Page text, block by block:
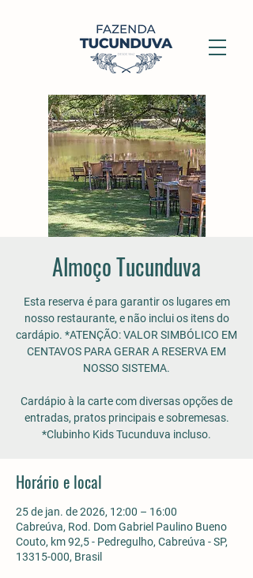
Almoço Tucunduva
Esta reserva é para garantir os lugares em
nosso restaurante, e não inclui os itens do
cardápio. *ATENÇÃO: VALOR SIMBÓLICO EM
CENTAVOS PARA GERAR A RESERVA EM
NOSSO SISTEMA.
Cardápio à la carte com diversas opções de
entradas, pratos principais e sobremesas.
*Clubinho Kids Tucunduva incluso.
Horário e local
25 de jan. de 2026, 12:00 – 16:00
Cabreúva, Rod. Dom Gabriel Paulino Bueno
Couto, km 92,5 - Pedregulho, Cabreúva - SP,
13315-000, Brasil